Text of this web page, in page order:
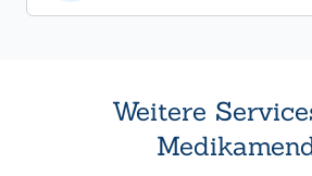
Weitere